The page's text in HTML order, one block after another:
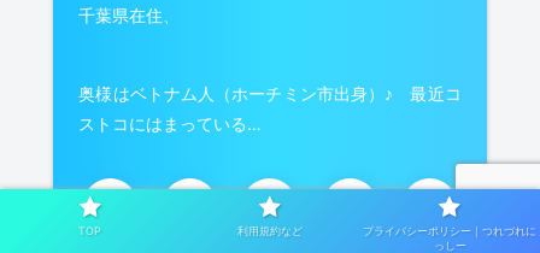
千葉県在住、
奥様はベトナム人（ホーチミン市出身）♪ 最近コ
ストコにはまっている…
TOP 利用規約など
プライバシーポリシー｜つれづれに
っしー